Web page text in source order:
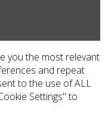
you the most relevant
and repeat
to the use of ALL
Settings" to